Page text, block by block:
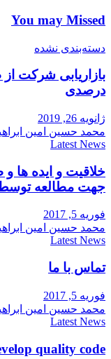
You may Missed
دسته‌بندی نشده
بازاریابی شرکت
درصدی
ژانویه 26, 2019
محمد حسین امین
Latest News
خلاقیت و ایده ها
جهت مطالعه
فوریه 5, 2017
محمد حسین امین
Latest News
تماس با ما
فوریه 5, 2017
محمد حسین امین
Latest News
quality code